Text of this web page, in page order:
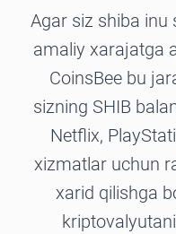
Agar siz shiba inu
amaliy xarajatga
CoinsBee bu
sizning SHIB
Netflix,
xizmatlar uchun
xarid qilishga